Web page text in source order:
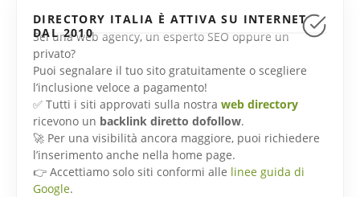
DIRECTORY ITALIA È ATTIVA SU INTERNET
DAL 2010
Sei una web agency, un esperto SEO oppure un
privato?
Puoi segnalare il tuo sito gratuitamente o scegliere
l’inclusione veloce a pagamento!
✅ Tutti i siti approvati sulla nostra web directory
ricevono un backlink diretto dofollow.
🚀 Per una visibilità ancora maggiore, puoi richiedere
l’inserimento anche nella home page.
👉 Accettiamo solo siti conformi alle linee guida di
Google.